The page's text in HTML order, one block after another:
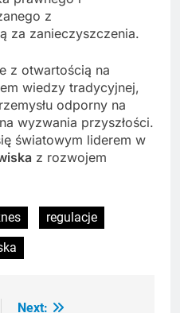
z
za zanieczyszczenia.
z otwartością na
wiedzy tradycyjnej,
odporny na
wyzwania przyszłości.
światowym liderem w
z rozwojem
regulacje
Next: